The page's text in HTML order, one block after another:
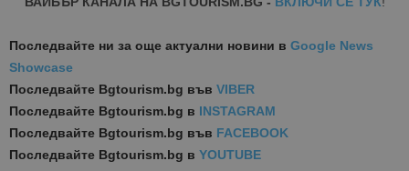
Последвайте ни за още актуални новини в Google News
Showcase
Последвайте Bgtourism.bg във VIBER
Последвайте Bgtourism.bg в INSTAGRAM
Последвайте Bgtourism.bg във FACEBOOK
Последвайте Bgtourism.bg в YOUTUBE